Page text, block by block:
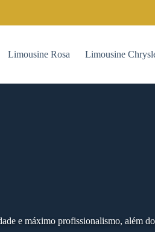
Limousine Rosa Limousine
e máximo profissionalismo, além